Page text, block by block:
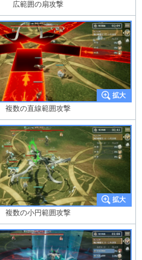
広範囲の扇攻撃
複数の直線範囲攻撃
複数の小円範囲攻撃